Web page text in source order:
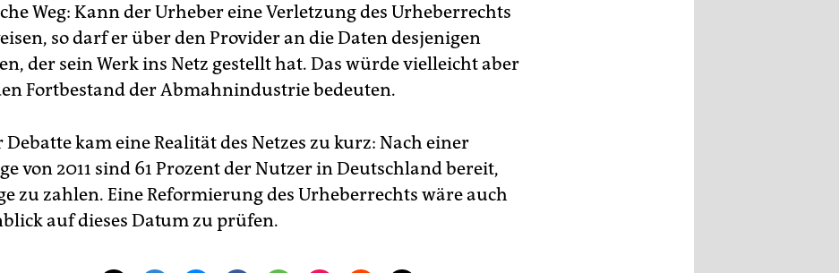
Weg: Kann der Urheber eine Verletzung des Urheberrechts
so darf er über den Provider an die Daten desjenigen
der sein Werk ins Netz gestellt hat. Das würde vielleicht aber
Fortbestand der Abmahnindustrie bedeuten.
Debatte kam eine Realität des Netzes zu kurz: Nach einer
von 2011 sind 61 Prozent der Nutzer in Deutschland bereit,
zu zahlen. Eine Reformierung des Urheberrechts wäre auch
auf dieses Datum zu prüfen.